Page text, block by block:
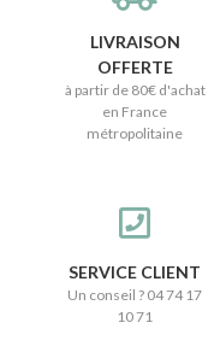
LIVRAISON
OFFERTE
à partir de 80€ d'achat
en France
métropolitaine
SERVICE CLIENT
Un conseil ? 04 74 17
10 71